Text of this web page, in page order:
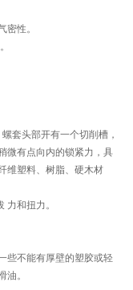
性。
套头部开有一个切削槽，
微有点向内的锁紧力，具
维塑料、树脂、硬木材
力和扭力。
些不能有厚壁的塑胶或轻
。